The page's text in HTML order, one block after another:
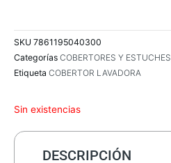
SKU 7861195040300
Categorías COBERTORES Y ESTUCHES
Etiqueta COBERTOR LAVADORA
Sin existencias
DESCRIPCIÓN